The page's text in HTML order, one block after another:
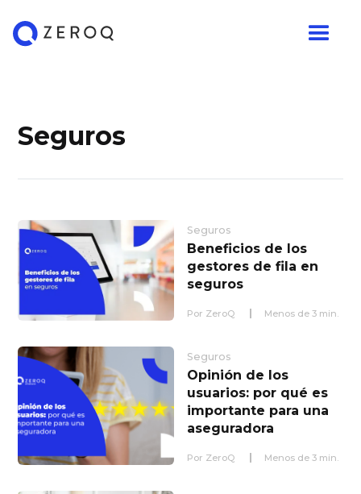
Seguros
Seguros
Beneficios de los
gestores de fila en
seguros
Por ZeroQ Menos de 3 min.
Seguros
Opinión de los
usuarios: por qué es
importante para una
aseguradora
Por ZeroQ Menos de 3 min.